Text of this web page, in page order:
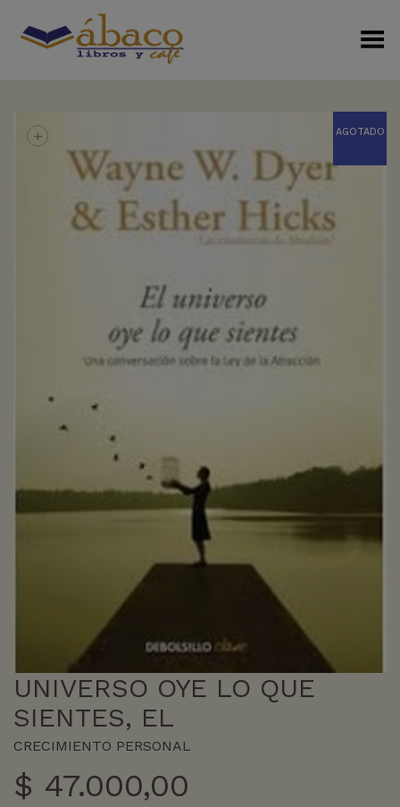
Menú Alterno
AGOTADO
+
UNIVERSO OYE LO QUE
SIENTES, EL
CRECIMIENTO PERSONAL
$ 47.000,00